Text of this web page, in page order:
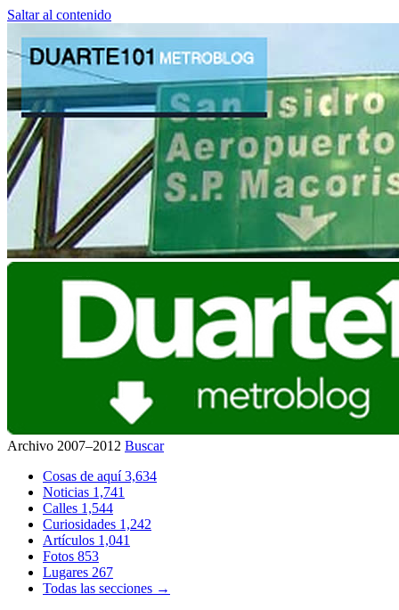
Saltar al contenido
Archivo 2007–2012 Buscar
Cosas de aquí3,634
Noticias 1,741
Calles 1,544
Curiosidades 1,242
Artículos 1,041
Fotos 853
Lugares 267
Todas las secciones →